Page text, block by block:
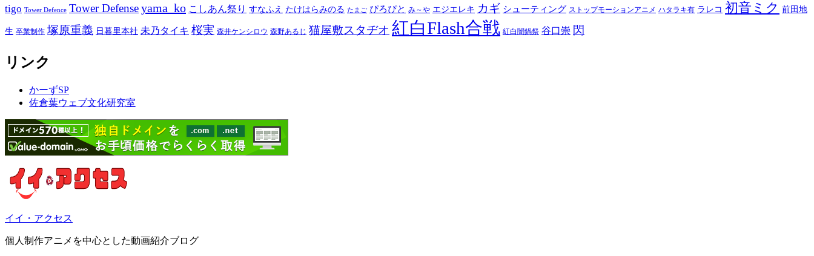
tigo Tower Defence Tower Defenseyama_ko こしあん祭り すなふえ たけはらみのる たまご ぴろぴと み～や エジエレキ カギ シューティング ストップモーションアニメ ハタラキ有 ラレコ 初音ミク 前田地
生 卒業制作 塚原重義 日暮里本社 未乃タイキ 桜実 森井ケンシロウ 森野あるじ 猫屋敷スタヂオ 紅白Flash合戦 紅白闇鍋祭 谷口崇 閃
リンク
かーずSP
佐倉葉ウェブ文化研究室
イイ・アクセス
個人制作アニメを中心とした動画紹介ブログ